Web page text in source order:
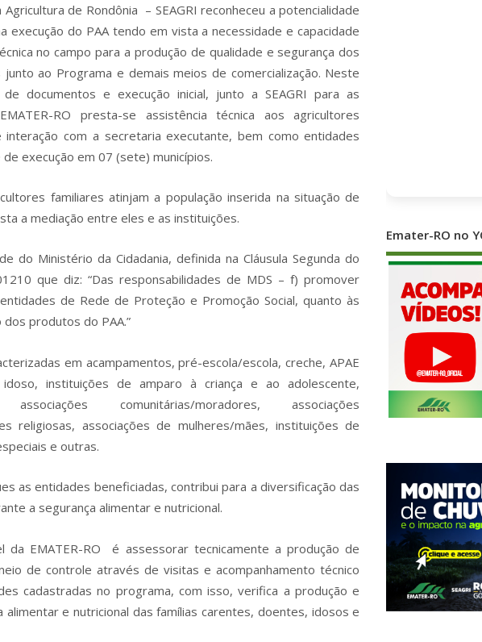
de Rondônia – SEAGRI reconheceu a potencialidade
execução do PAA tendo em vista a necessidade e capacidade
no campo para a produção de qualidade e segurança dos
ao Programa e demais meios de comercialização. Neste
documentos e execução inicial, junto a SEAGRI para as
RO presta-se assistência técnica aos agricultores
com a secretaria executante, bem como entidades
execução em 07 (sete) municípios.
familiares atinjam a população inserida na situação de
a mediação entre eles e as instituições.
do Ministério da Cidadania, definida na Cláusula Segunda do
que diz: “Das responsabilidades de MDS – f) promover
de Rede de Proteção e Promoção Social, quanto às
produtos do PAA.”
em acampamentos, pré-escola/escola, creche, APAE
instituições de amparo à criança e ao adolescente,
comunitárias/moradores, associações
religiosas, associações de mulheres/mães, instituições de
e outras.
entidades beneficiadas, contribui para a diversificação das
a segurança alimentar e nutricional.
da EMATER-RO é assessorar tecnicamente a produção de
de controle através de visitas e acompanhamento técnico
cadastradas no programa, com isso, verifica a produção e
e nutricional das famílias carentes, doentes, idosos e
Emater-RO no